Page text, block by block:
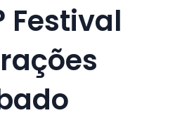
Festival